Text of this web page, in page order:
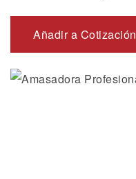
Añadir a Cotización